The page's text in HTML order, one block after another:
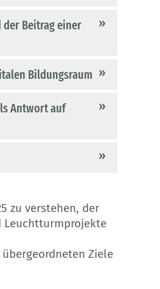
Beitrag einer
Bildungsraum
Antwort auf
zu verstehen, der
Leuchtturmprojekte
Ziele